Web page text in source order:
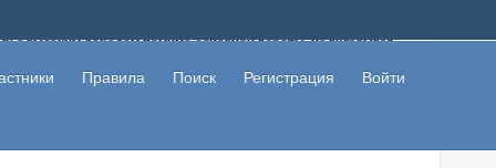
с высоким доходом помимо основной работы, не вкладывая
не попались на развод. Вы сможете начать зарабатывать
прибыль не заставит себя долго ждать.
Правила Поиск Регистрация Войти